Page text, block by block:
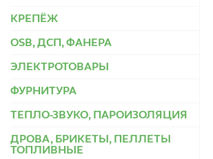
КРЕПЁЖ
OSB, ДСП, ФАНЕРА
ЭЛЕКТРОТОВАРЫ
ФУРНИТУРА
ТЕПЛО-ЗВУКО, ПАРОИЗОЛЯЦИЯ
ДРОВА, БРИКЕТЫ, ПЕЛЛЕТЫ
ТОПЛИВНЫЕ